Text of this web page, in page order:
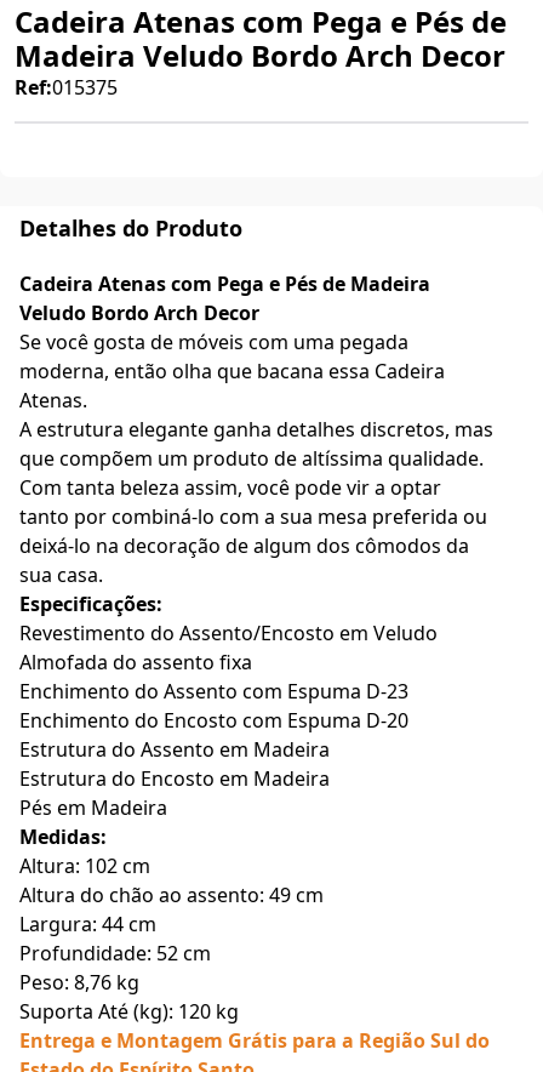
Cadeira Atenas com Pega e Pés de
Madeira Veludo Bordo Arch Decor
Ref:015375
Detalhes do Produto
Cadeira Atenas com Pega e Pés de Madeira
Veludo Bordo Arch Decor
Se você gosta de móveis com uma pegada
moderna, então olha que bacana essa Cadeira
Atenas.
A estrutura elegante ganha detalhes discretos, mas
que compõem um produto de altíssima qualidade.
Com tanta beleza assim, você pode vir a optar
tanto por combiná-lo com a sua mesa preferida ou
deixá-lo na decoração de algum dos cômodos da
sua casa.
Especificações:
Revestimento do Assento/Encosto em Veludo
Almofada do assento fixa
Enchimento do Assento com Espuma D-23
Enchimento do Encosto com Espuma D-20
Estrutura do Assento em Madeira
Estrutura do Encosto em Madeira
Pés em Madeira
Medidas:
Altura: 102 cm
Altura do chão ao assento: 49 cm
Largura: 44 cm
Profundidade: 52 cm
Peso: 8,76 kg
Suporta Até (kg): 120 kg
Entrega e Montagem Grátis para a Região Sul do